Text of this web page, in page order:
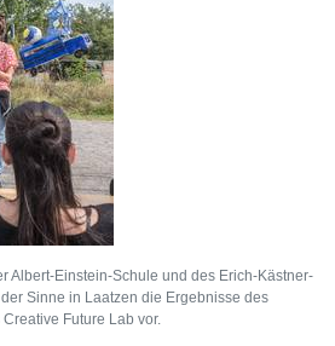
Albert-Einstein-Schule und des Erich-Kästner-
Sinne in Laatzen die Ergebnisse des
Future Lab vor.